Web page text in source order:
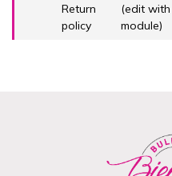
Return
policy
(edit with
module)